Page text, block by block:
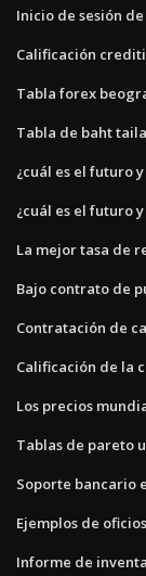
Inicio de sesión
Calificación
Tabla forex
Tabla de baht
¿cuál es el futuro
¿cuál es el futuro
La mejor tasa de
Bajo contrato de
Contratación de
Calificación de la
Los precios
Tablas de pareto
Soporte bancario
Ejemplos de
Informe de